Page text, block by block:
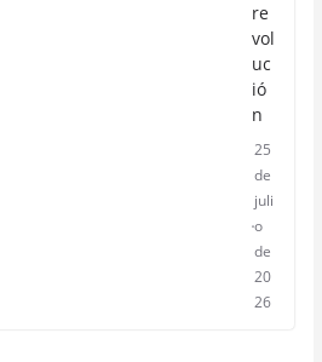
re
vol
uc
ió
n
25
de
juli
o
de
20
26